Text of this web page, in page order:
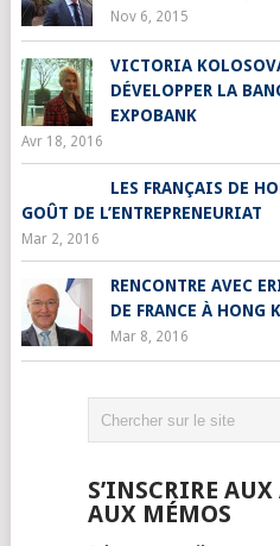
Nov 6, 2015
VICTORIA
DÉVELOPPER LA
EXPOBANK
Avr 18, 2016
LES FRANÇAIS DE
GOÛT DE L’ENTREPRENEURIAT
Mar 2, 2016
RENCONTRE AVEC
DE FRANCE À HONG
Mar 8, 2016
S’INSCRIRE
AUX MÉMOS